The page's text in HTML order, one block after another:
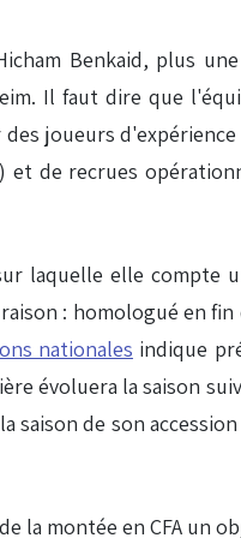
Benkaid, plus
Il faut dire que
joueurs
et de recrues
laquelle elle compte
raison : homologué
nationales indique
évoluera la saison
saison de son
la montée en CFA un